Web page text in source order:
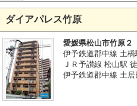
ダイアパレス竹原
愛媛県松山市竹原２
伊予鉄道郡中線 土橋
ＪＲ予讃線 松山駅
伊予鉄道郡中線 土